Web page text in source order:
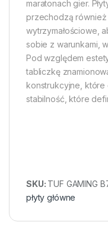
maratonach gier.
przechodzą
wytrzymałościowe,
sobie z warunkami,
Pod względem
tabliczkę
konstrukcyjne,
stabilność, które
SKU: TUF GAMING
płyty główne